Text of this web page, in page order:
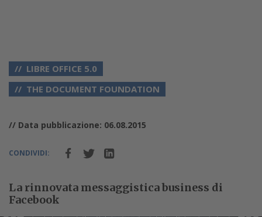
LIBRE OFFICE 5.0
THE DOCUMENT FOUNDATION
// Data pubblicazione: 06.08.2015
CONDIVIDI:
La rinnovata messaggistica business di
Facebook